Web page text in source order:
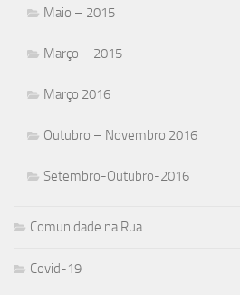
Maio – 2015
Março – 2015
Março 2016
Outubro – Novembro 2016
Setembro-Outubro-2016
Comunidade na Rua
Covid-19